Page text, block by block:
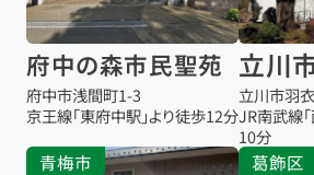
府中の森市民聖苑
府中市浅間町1-3
京王線「東府中駅」より徒歩12分
立川
立川市羽
JR南武線
10分
青梅市 葛飾区